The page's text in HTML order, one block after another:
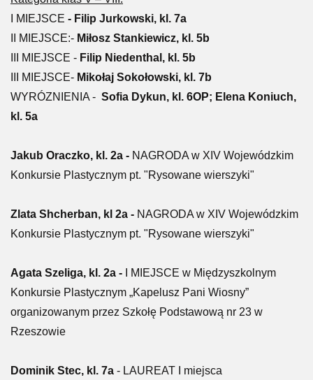
I MIEJSCE - Filip Jurkowski, kl. 7a
II MIEJSCE:- Miłosz Stankiewicz, kl. 5b
III MIEJSCE - Filip Niedenthal, kl. 5b
III MIEJSCE- Mikołaj Sokołowski, kl. 7b
WYRÓZNIENIA - Sofia Dykun, kl. 6OP; Elena Koniuch,
kl. 5a
Jakub Oraczko, kl. 2a - NAGRODA w XIV Wojewódzkim
Konkursie Plastycznym pt. "Rysowane wierszyki"
Zlata Shcherban, kl 2a - NAGRODA w XIV Wojewódzkim
Konkursie Plastycznym pt. "Rysowane wierszyki"
Agata Szeliga, kl. 2a -
I MIEJSCE w Międzyszkolnym
Konkursie Plastycznym „Kapelusz Pani Wiosny”
organizowanym przez Szkołę Podstawową nr 23 w
Rzeszowie
Dominik Stec, kl. 7a - LAUREAT I miejsca